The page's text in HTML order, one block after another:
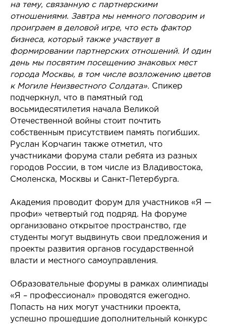
на тему, связанную с партнерскими
отношениями. Завтра мы немного поговорим и
проиграем в деловой игре, что есть фактор
бизнеса, который также участвует в
формировании партнерских отношений. И один
день мы посвятим посещению знаковых мест
города Москвы, в том числе возложению цветов
к Могиле Неизвестного Солдата». Спикер
подчеркнул, что в памятный год
восьмидесятилетия начала Великой
Отечественной войны стоит почтить
собственным присутствием память погибших.
Руслан Корчагин также отметил, что
участниками форума стали ребята из разных
городов России, в том числе из Владивостока,
Смоленска, Москвы и Санкт-Петербурга.
Академия проводит форум для участников «Я —
профи» четвертый год подряд. На форуме
организовано открытое пространство, где
студенты могут выдвинуть свои предложения и
проекты развития органов государственной
власти и местного самоуправления.
Образовательные форумы в рамках олимпиады
«Я – профессионал» проводятся ежегодно.
Попасть на них могут участники проекта,
успешно прошедшие дополнительный конкурс